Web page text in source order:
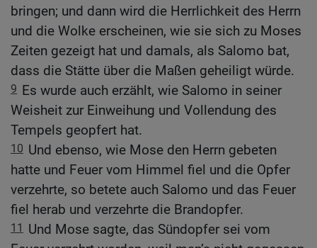
bringen; und dann wird die Herrlichkeit des Herrn
und die Wolke erscheinen, wie sie sich zu Moses
Zeiten gezeigt hat und damals, als Salomo bat,
dass die Stätte über die Maßen geheiligt würde.
9 Es wurde auch erzählt, wie Salomo in seiner
Weisheit zur Einweihung und Vollendung des
Tempels geopfert hat.
10 Und ebenso, wie Mose den Herrn gebeten
hatte und Feuer vom Himmel fiel und die Opfer
verzehrte, so betete auch Salomo und das Feuer
fiel herab und verzehrte die Brandopfer.
11 Und Mose sagte, das Sündopfer sei vom